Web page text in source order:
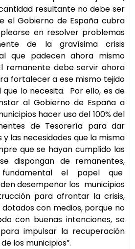
resultante no debe ser
el Gobierno de España cubra
en resolver problemas
de la gravísima crisis
que padecen ahora mismo
remanente debe servir ahora
fortalecer a ese mismo tejido
lo necesita. Por ello, es de
al Gobierno de España a
hacer uso del 100% del
de Tesorería para dar
y las necesidades que la misma
que se hayan cumplido las
dispongan de remanentes,
fundamental el papel que
desempeñar los municipios
para afrontar la crisis,
con medios, porque no
con buenas intenciones, se
impulsar la recuperación
los municipios”.